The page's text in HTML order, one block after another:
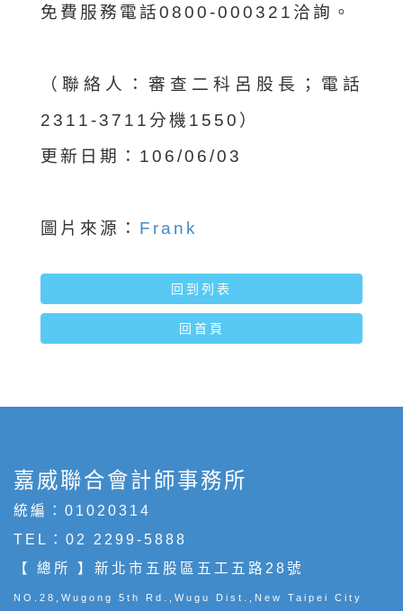
免費服務電話0800-000321洽詢。
（聯絡人：審查二科呂股長；電話
2311-3711分機1550）
更新日期：106/06/03
圖片來源： Frank
回到列表
回首頁
嘉威聯合會計師事務所
統編：01020314
TEL： 02 2299-5888
【 總所 】新北市五股區五工五路28號
NO.28,Wugong 5th Rd.,Wugu Dist.,New Taipei City